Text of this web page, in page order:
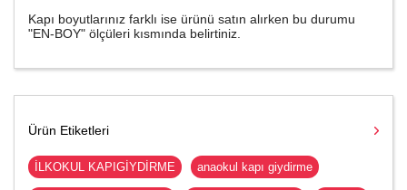
Kapı boyutlarınız farklı ise ürünü satın alırken bu durumu
"EN-BOY" ölçüleri kısmında belirtiniz.
Ürün Etiketleri
İLKOKUL KAPIGİYDİRME anaokul kapı giydirme